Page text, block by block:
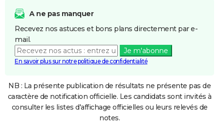
A ne pas manquer
Recevez nos astuces et bons plans directement par e-
mail.
Je m'abonne
En savoir plus sur notre politique de confidentialité
NB : La présente publication de résultats ne présente pas de
caractère de notification officielle. Les candidats sont invités à
consulter les listes d'affichage officielles ou leurs relevés de
notes.